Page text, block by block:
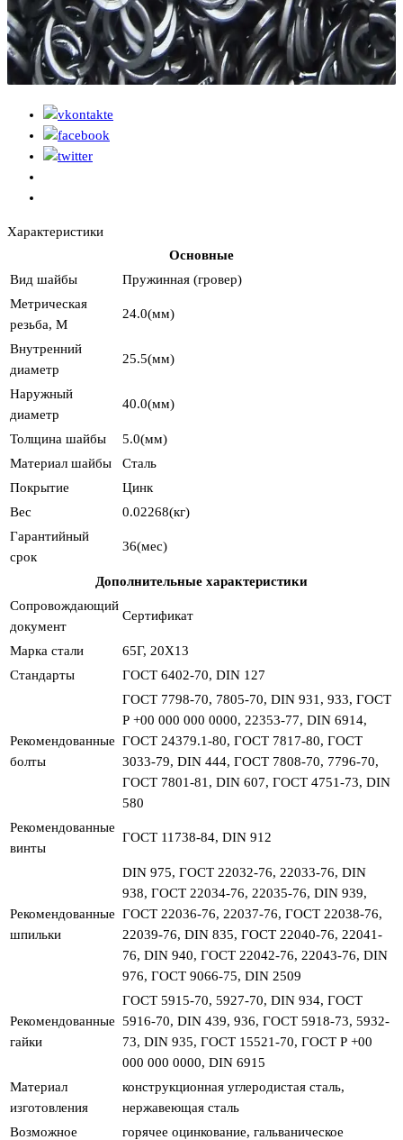
Характеристики
Основные
Вид шайбы
Пружинная (гровер)
Метрическая
резьба, М
24.0(мм)
Внутренний
диаметр
25.5(мм)
Наружный
диаметр
40.0(мм)
Толщина шайбы
5.0(мм)
Материал шайбы
Сталь
Покрытие
Цинк
Вес
0.02268(кг)
Гарантийный
срок
36(мес)
Дополнительные характеристики
Сопровождающий
документ
Сертификат
Марка стали
65Г, 20Х13
Стандарты
ГОСТ 6402-70, DIN 127
Рекомендованные
болты
ГОСТ 7798-70, 7805-70, DIN 931, 933, ГОСТ
Р +00 000 000 0000, 22353-77, DIN 6914,
ГОСТ 24379.1-80, ГОСТ 7817-80, ГОСТ
3033-79, DIN 444, ГОСТ 7808-70, 7796-70,
ГОСТ 7801-81, DIN 607, ГОСТ 4751-73, DIN
580
Рекомендованные
винты
ГОСТ 11738-84, DIN 912
Рекомендованные
шпильки
DIN 975, ГОСТ 22032-76, 22033-76, DIN
938, ГОСТ 22034-76, 22035-76, DIN 939,
ГОСТ 22036-76, 22037-76, ГОСТ 22038-76,
22039-76, DIN 835, ГОСТ 22040-76, 22041-
76, DIN 940, ГОСТ 22042-76, 22043-76, DIN
976, ГОСТ 9066-75, DIN 2509
Рекомендованные
гайки
ГОСТ 5915-70, 5927-70, DIN 934, ГОСТ
5916-70, DIN 439, 936, ГОСТ 5918-73, 5932-
73, DIN 935, ГОСТ 15521-70, ГОСТ Р +00
000 000 0000, DIN 6915
Материал
изготовления
конструкционная углеродистая сталь,
нержавеющая сталь
Возможное
горячее оцинкование, гальваническое